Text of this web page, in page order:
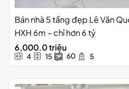
Bán nhà 5 tầng đẹp Lê Văn
HXH 6m – chỉ hơn 6 tỷ
6,000.0 triệu
4 15 60 5